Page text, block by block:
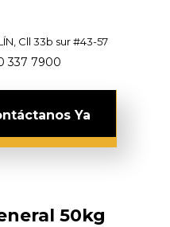
Cll 33b sur #43-57
337 7900
Ya
50kg